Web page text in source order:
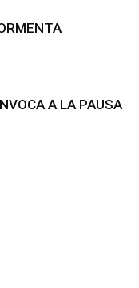
A LA PAUSA